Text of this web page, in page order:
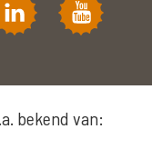
bekend van: